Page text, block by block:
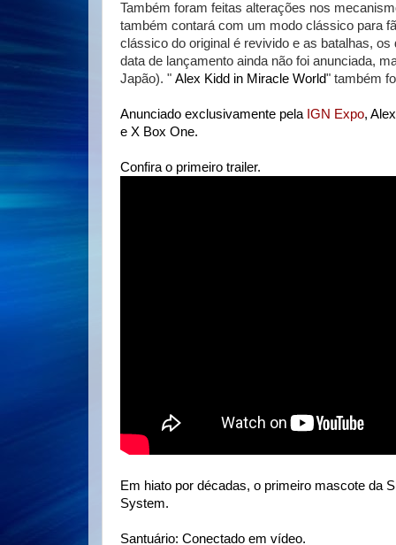
Também foram feitas alterações nos
também contará com um modo clássico para
clássico do original é revivido e as batalhas,
data de lançamento ainda não foi anunciada,
Japão). " Alex Kidd in Miracle World" também
Anunciado exclusivamente pela IGN Expo,
e X Box One.
Confira o primeiro trailer.
Em hiato por décadas, o primeiro mascote da
System.
Santuário: Conectado em vídeo.